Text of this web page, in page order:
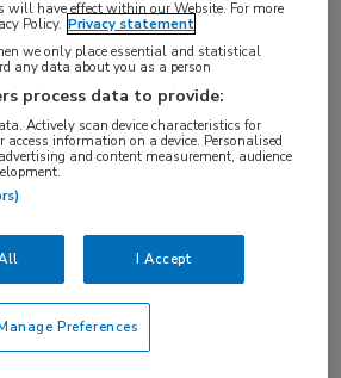
maar helaas kan een blauwe
zijn voor een aandoening
situatie.
wordt uitgebreid aandacht
Door (nog) beter te
daarbij horen kunnen nare en
en beter aan de orde
kan het kind bescherming
will have effect within our Website. For more
Policy. Privacy statement
we only place essential and statistical
any data about you as a person
process data to provide:
Actively scan device characteristics for
access information on a device. Personalised
and content measurement, audience
I Accept
Preferences